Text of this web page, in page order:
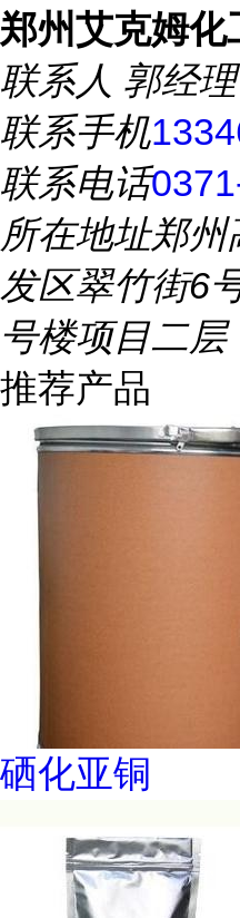
郑州艾克姆化
联系人 郭经理
联系手机
联系电话
所在地址郑州
发区翠竹街6
号楼项目二层
推荐产品
硒化亚铜